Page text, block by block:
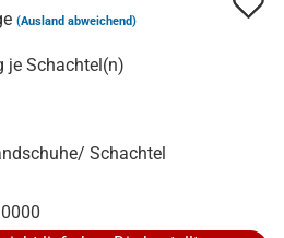
(Ausland abweichend)
je Schachtel(n)
Schachtel